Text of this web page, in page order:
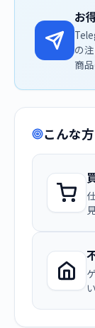
お
の
商
こんな